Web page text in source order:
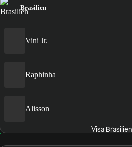
Brasilien
Vini Jr.
Raphinha
Alisson
Visa Brasilien